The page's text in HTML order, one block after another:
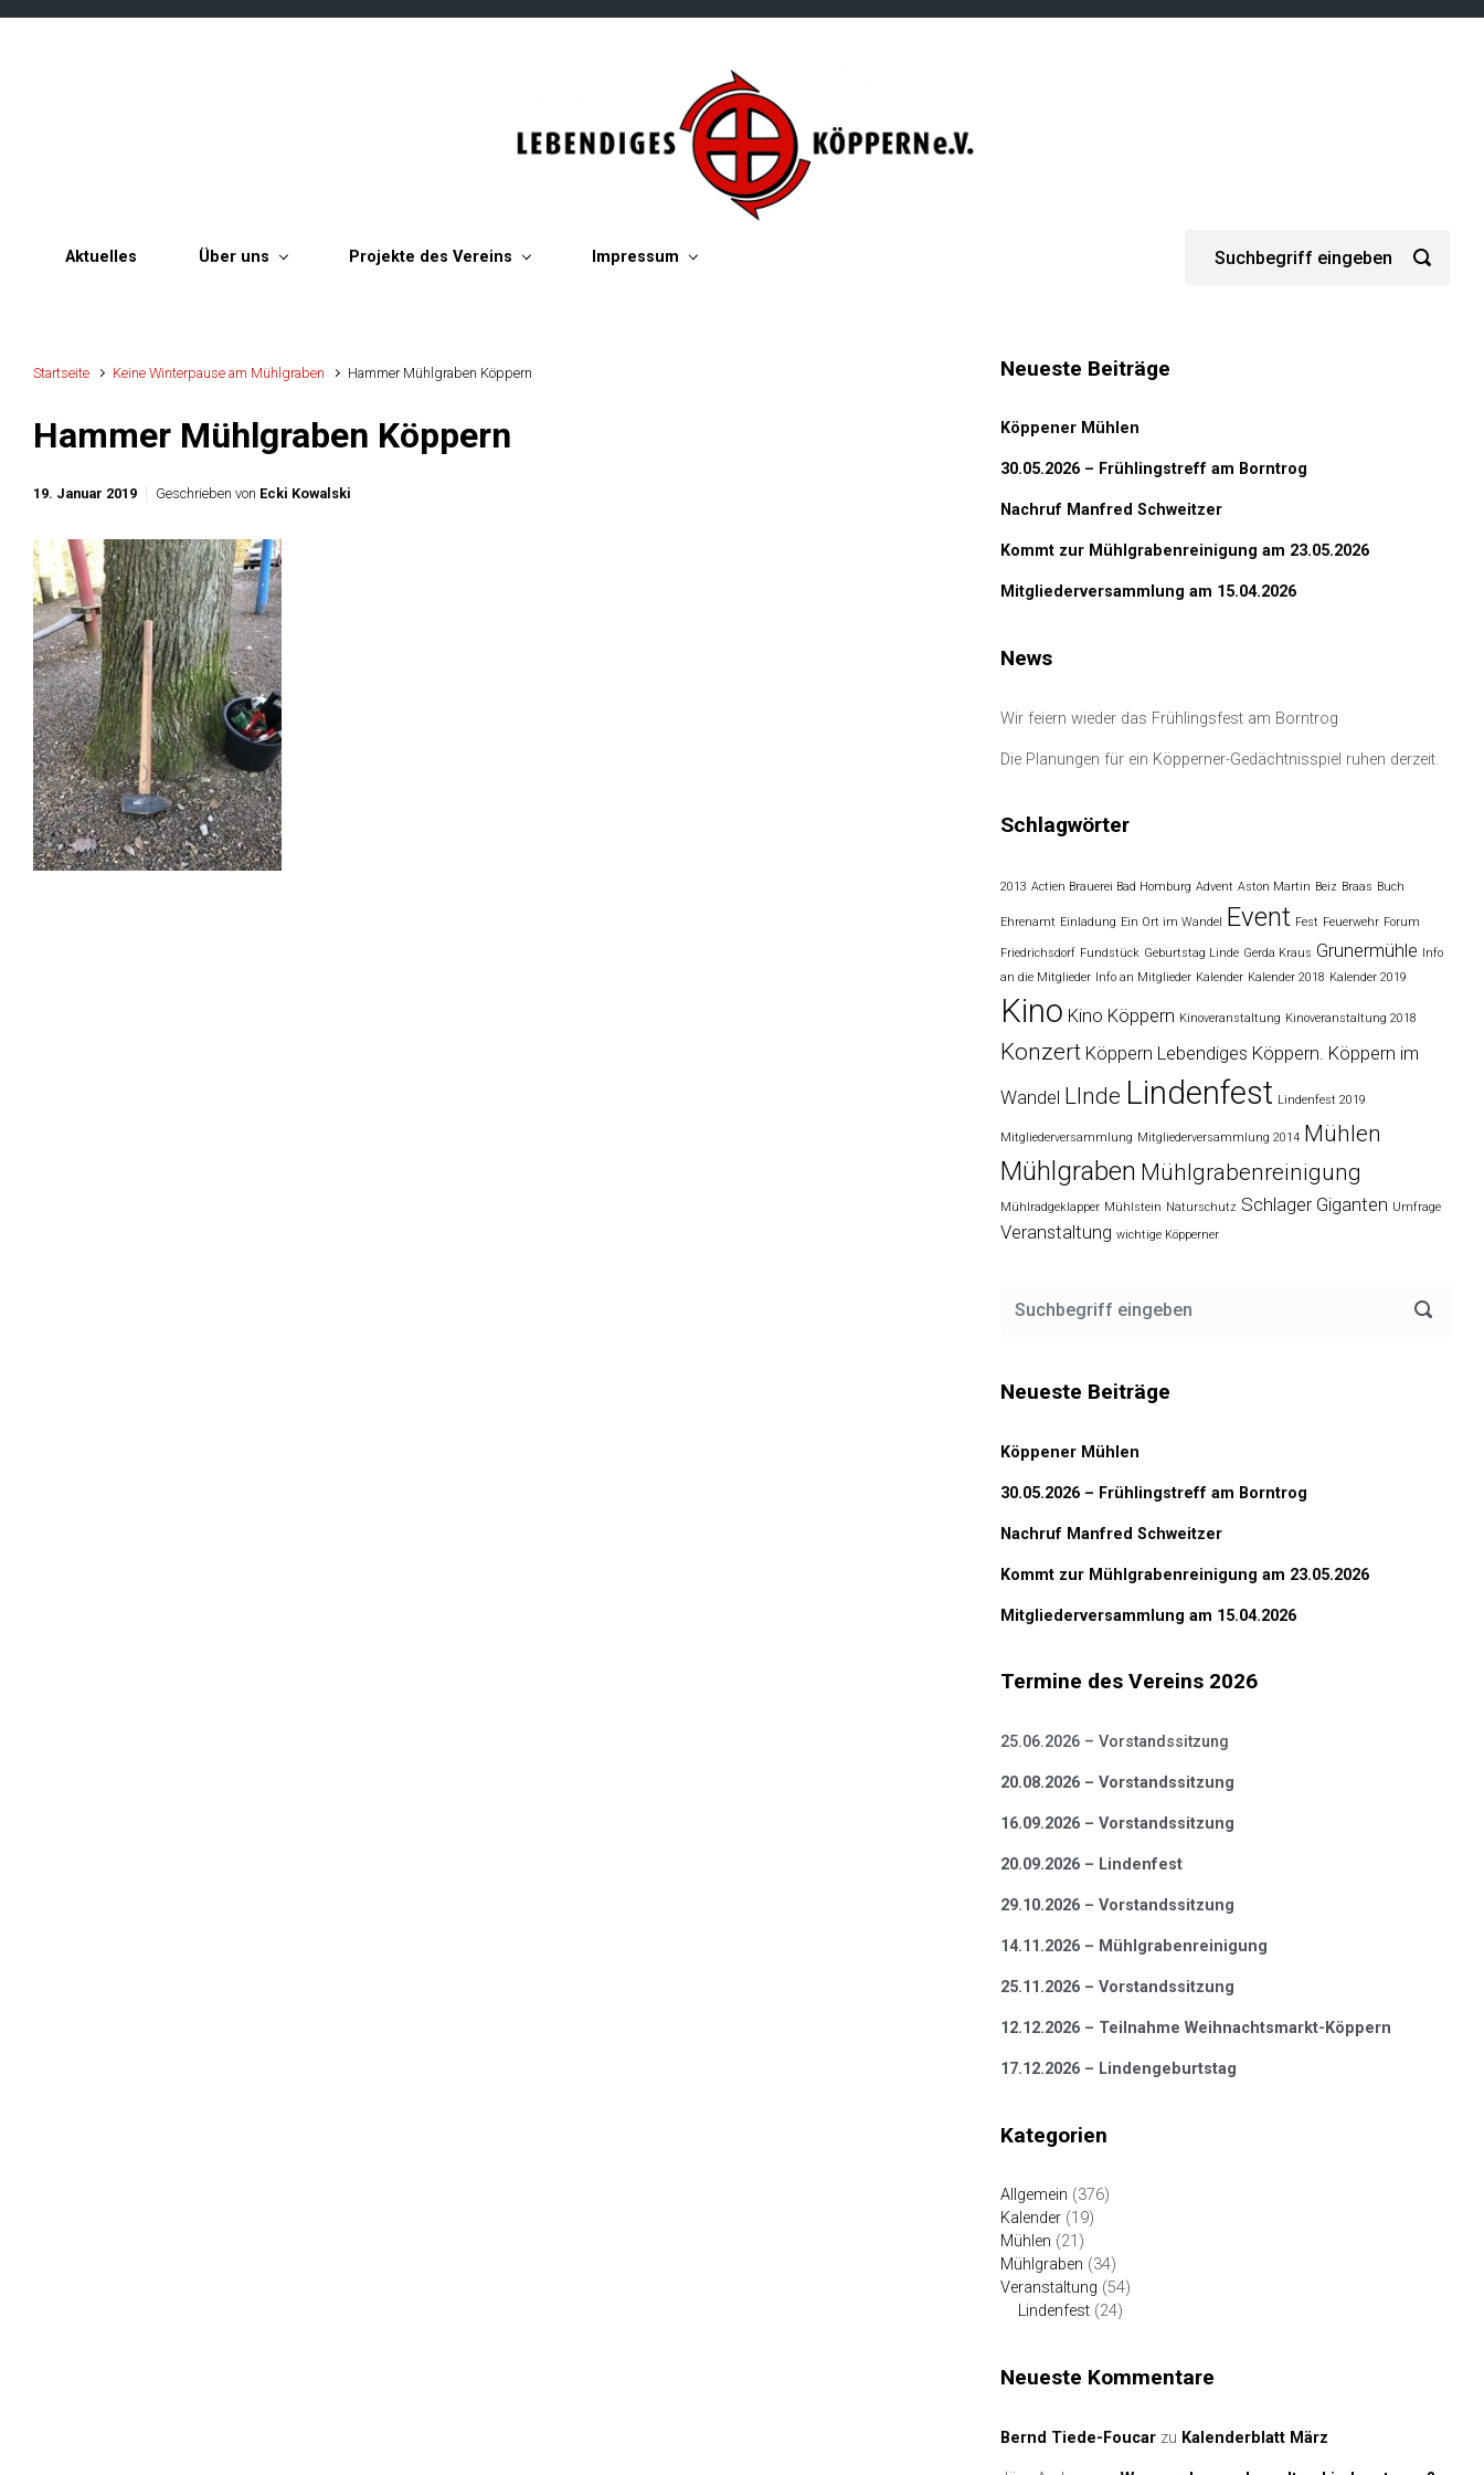
Zum Hauptinhalt springen
Aktuelles Über uns Projekte des Vereins Impressum
Startseite Keine Winterpause am Mühlgraben Hammer Mühlgraben Köppern
Hammer Mühlgraben Köppern
19. Januar 2019 Geschrieben von Ecki Kowalski
Neueste Beiträge
Köppener Mühlen
30.05.2026 – Frühlingstreff am Borntrog
Nachruf Manfred Schweitzer
Kommt zur Mühlgrabenreinigung am 23.05.2026
Mitgliederversammlung am 15.04.2026
News
Wir feiern wieder das Frühlingsfest am Borntrog
Die Planungen für ein Köpperner-Gedächtnisspiel ruhen derzeit.
Schlagwörter
2013 Actien Brauerei Bad Homburg Advent Aston Martin Beiz Braas Buch
Ehrenamt Einladung Ein Ort im Wandel Event Fest Feuerwehr Forum
Friedrichsdorf Fundstück Geburtstag Linde Gerda Kraus Grunermühle
Info
an die Mitglieder
Info an Mitglieder Kalender Kalender 2018 Kalender 2019
Kino Kino Köppern Kinoveranstaltung Kinoveranstaltung 2018
Konzert Köppern Lebendiges Köppern. Köppern im
Wandel LInde Lindenfest Lindenfest 2019
Mitgliederversammlung Mitgliederversammlung 2014 Mühlen
Mühlgraben Mühlgrabenreinigung
Mühlradgeklapper Mühlstein Naturschutz Schlager Giganten Umfrage
Veranstaltung wichtige Köpperner
Neueste Beiträge
Köppener Mühlen
30.05.2026 – Frühlingstreff am Borntrog
Nachruf Manfred Schweitzer
Kommt zur Mühlgrabenreinigung am 23.05.2026
Mitgliederversammlung am 15.04.2026
Termine des Vereins 2026
25.06.2026 – Vorstandssitzung
20.08.2026 – Vorstandssitzung
16.09.2026 – Vorstandssitzung
20.09.2026 – Lindenfest
29.10.2026 – Vorstandssitzung
14.11.2026 – Mühlgrabenreinigung
25.11.2026 – Vorstandssitzung
12.12.2026 – Teilnahme Weihnachtsmarkt-Köppern
17.12.2026 – Lindengeburtstag
Kategorien
Allgemein (376)
Kalender (19)
Mühlen (21)
Mühlgraben (34)
Veranstaltung (54)
Lindenfest (24)
Neueste Kommentare
Bernd Tiede-Foucar zu Kalenderblatt März